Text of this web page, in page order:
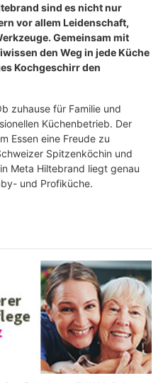
sind es nicht nur
vor allem Leidenschaft,
Gemeinsam mit
den Weg in jede Küche
Kochgeschirr den
zuhause für Familie und
Küchenbetrieb. Der
Essen eine Freude zu
Spitzenköchin und
Meta Hiltebrand liegt genau
und Profiküche.